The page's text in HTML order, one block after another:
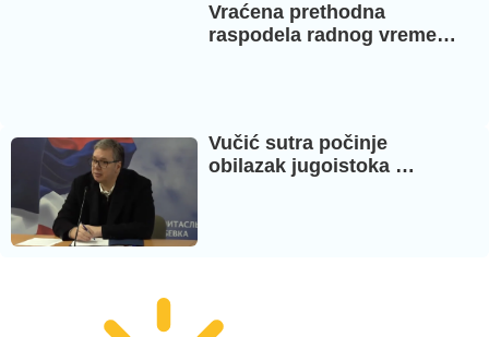
Vraćena prethodna
raspodela radnog vreme…
Vučić sutra počinje
obilazak jugoistoka …